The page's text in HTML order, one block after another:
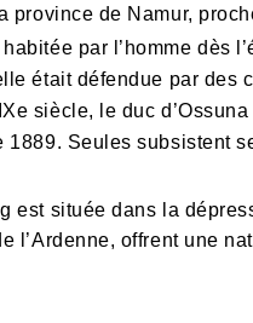
de Namur,
par l’homme dès
était défendue par des
siècle, le duc
Seules subsistent
est située dans la
l’Ardenne, offrent une